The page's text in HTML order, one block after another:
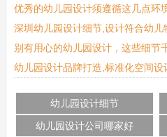
优秀的幼儿园设计须遵循这几点环
深圳幼儿园设计细节,设计符合幼儿
别有用心的幼儿园设计，这些细节
幼儿园设计品牌打造,标准化空间设
幼儿园设计细节
幼儿园设计公司哪家好